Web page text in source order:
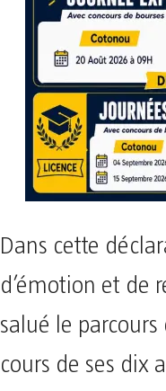
Dans cette
d’émotion et de
salué le
cours de ses dix